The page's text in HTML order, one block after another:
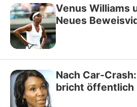
Venus Williams
Neues
Nach Car-
bricht öffentlich